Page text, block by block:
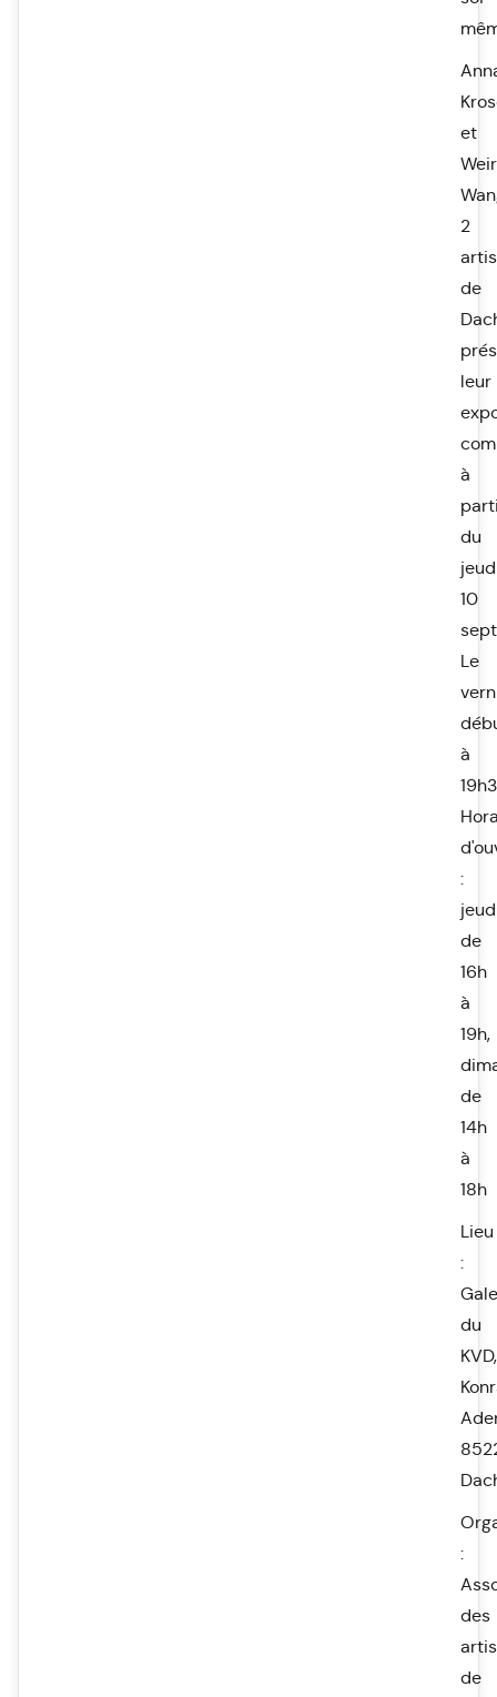
et
2
de
leur
à
du
10
Le
à
:
de
16h
à
19h,
de
14h
à
18h
Lieu
:
du
KVD,
:
des
de